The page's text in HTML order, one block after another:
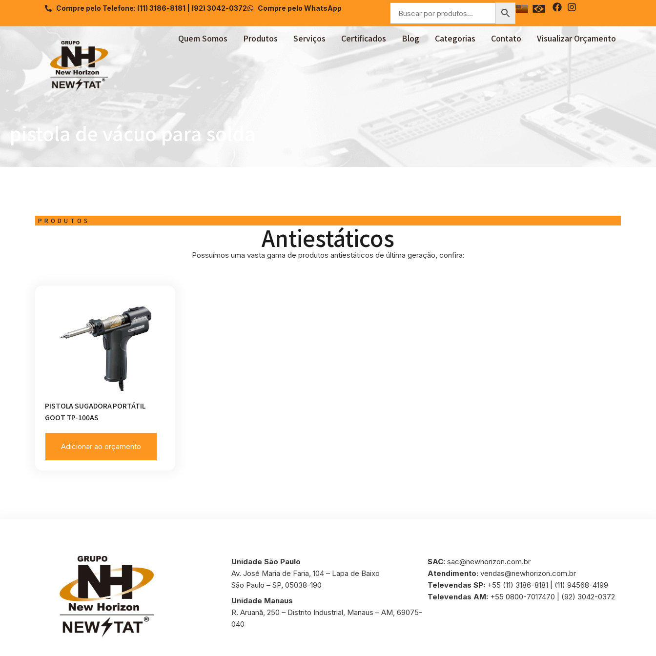
Compre pelo Telefone: (11) 3186-8181 | (92) 3042-0372 Compre pelo WhatsApp
Quem Somos Produtos Serviços Certificados Blog Categorias Contato Visualizar Orçamento
pistola de vácuo para solda
PRODUTOS
Antiestáticos
Possuímos uma vasta gama de produtos antiestáticos de última geração, confira:
PISTOLA SUGADORA PORTÁTIL
GOOT TP-100AS
Adicionar ao orçamento
Unidade São Paulo
Av. José Maria de Faria, 104 – Lapa de Baixo
São Paulo – SP, 05038-190
Unidade Manaus
R. Aruanã, 250 – Distrito Industrial, Manaus – AM, 69075-
040
SAC: sac@newhorizon.com.br
Atendimento: vendas@newhorizon.com.br
Televendas SP: +55 (11) 3186-8181 | (11) 94568-4199
Televendas AM: +55 0800-7017470 | (92) 3042-0372